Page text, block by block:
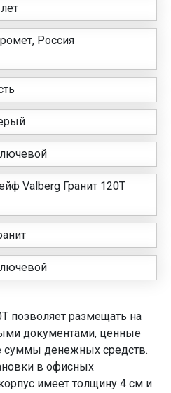
Россия
Valberg Гранит 120T
позволяет размещать на
документами, ценные
денежных средств.
в офисных
имеет толщину 4 см и